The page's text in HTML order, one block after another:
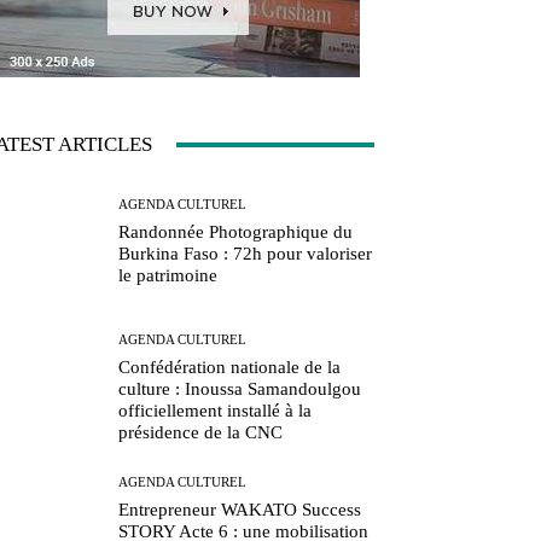
ARTICLES
AGENDA CULTUREL
Randonnée Photographique du
Burkina Faso : 72h pour valoriser
le patrimoine
AGENDA CULTUREL
Confédération nationale de la
culture : Inoussa Samandoulgou
officiellement installé à la
présidence de la CNC
AGENDA CULTUREL
Entrepreneur WAKATO Success
STORY Acte 6 : une mobilisation